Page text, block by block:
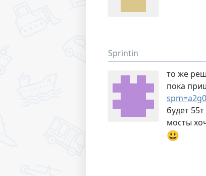
Sprintin
то же
пока
будет
мосты
😃